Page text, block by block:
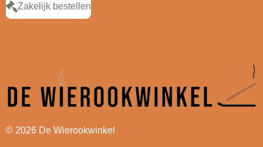
Zakelijk bestellen
© 2026 De Wierookwinkel